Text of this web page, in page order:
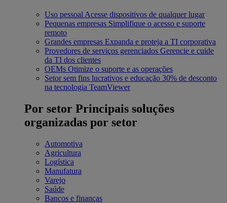
Uso pessoal Acesse dispositivos de qualquer lugar
Pequenas empresas Simplifique o acesso e suporte
remoto
Grandes empresas Expanda e proteja a TI corporativa
Provedores de serviços gerenciados Gerencie e cuide
da TI dos clientes
OEMs Otimize o suporte e as operações
Setor sem fins lucrativos e educação 30% de desconto
na tecnologia TeamViewer
Por setor Principais soluções
organizadas por setor
Automotiva
Agricultura
Logística
Manufatura
Varejo
Saúde
Bancos e finanças